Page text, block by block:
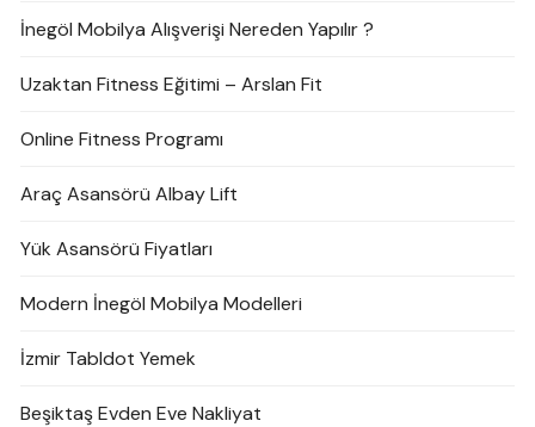
İnegöl Mobilya Alışverişi Nereden Yapılır ?
Uzaktan Fitness Eğitimi – Arslan Fit
Online Fitness Programı
Araç Asansörü Albay Lift
Yük Asansörü Fiyatları
Modern İnegöl Mobilya Modelleri
İzmir Tabldot Yemek
Beşiktaş Evden Eve Nakliyat